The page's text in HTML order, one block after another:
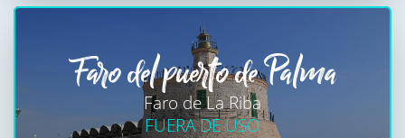
Faro del puerto de Palma
Faro de La Riba
FUERA DE USO